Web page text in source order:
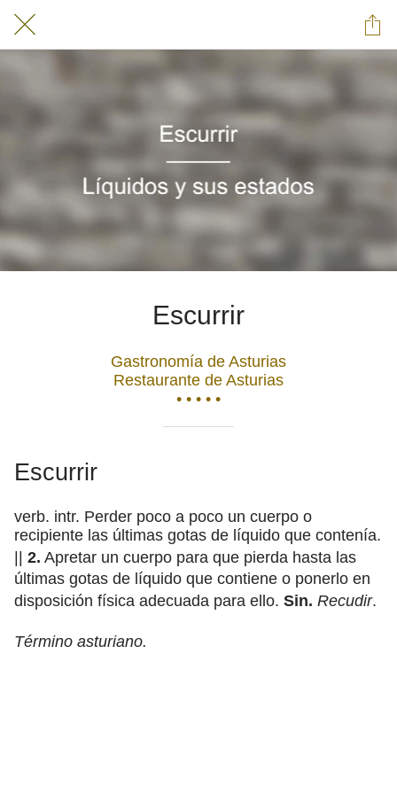
Escurrir
Gastronomía de Asturias
Restaurante de Asturias
• • • • •
Escurrir
verb. intr. Perder poco a poco un cuerpo o
recipiente las últimas gotas de líquido que contenía.
|| 2. Apretar un cuerpo para que pierda hasta las
últimas gotas de líquido que contiene o ponerlo en
disposición física adecuada para ello. Sin. Recudir.
Término asturiano.